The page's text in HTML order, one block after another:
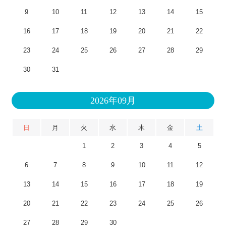
9 10 11 12 13 14 15
16 17 18 19 20 21 22
23 24 25 26 27 28 29
30 31
2026年09月
日 月 火 水 木 金 土
1 2 3 4 5
6 7 8 9 10 11 12
13 14 15 16 17 18 19
20 21 22 23 24 25 26
27 28 29 30